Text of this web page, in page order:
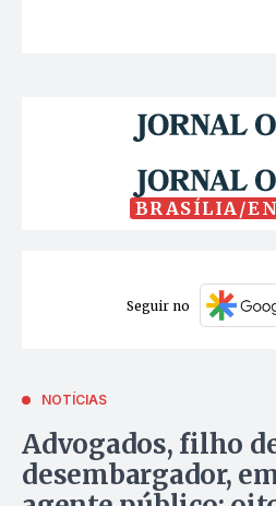
BRASÍLIA/
Seguir no
NOTÍCIAS
Advogados, filho
desembargador,